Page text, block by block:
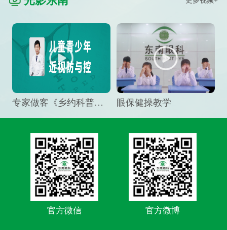
专家做客《乡约科普》栏目，预防孩子近视竟然这么“简单” 眼保健操教学
官方微信 官方微博